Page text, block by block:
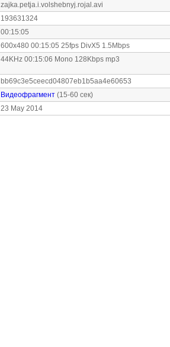
zajka.petja.i.volshebnyj.rojal.avi
193631324
00:15:05
600x480 00:15:05 25fps DivX5 1.5Mbps
44KHz 00:15:06 Mono 128Kbps mp3
bb69c3e5ceecd04807eb1b5aa4e60653
Видеофрагмент (15-60 сек)
23 May 2014